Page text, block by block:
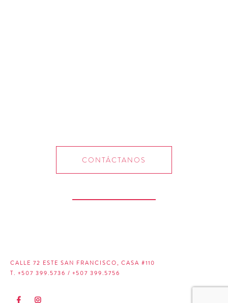
CONTÁCTANOS
CALLE 72 ESTE SAN FRANCISCO, CASA #110
T. +507 399.5736 / +507 399.5756